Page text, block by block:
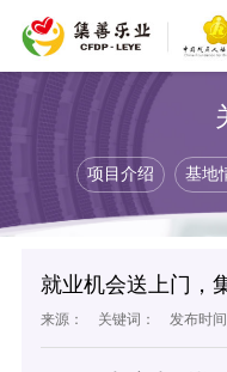
项目介绍
项目介绍
基地
基地
就业机会送上门，
来源： 关键词： 发布时间